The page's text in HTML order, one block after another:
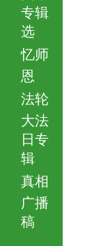
专辑
选
忆师
恩
法轮
大法
日专
辑
真相
广播
稿